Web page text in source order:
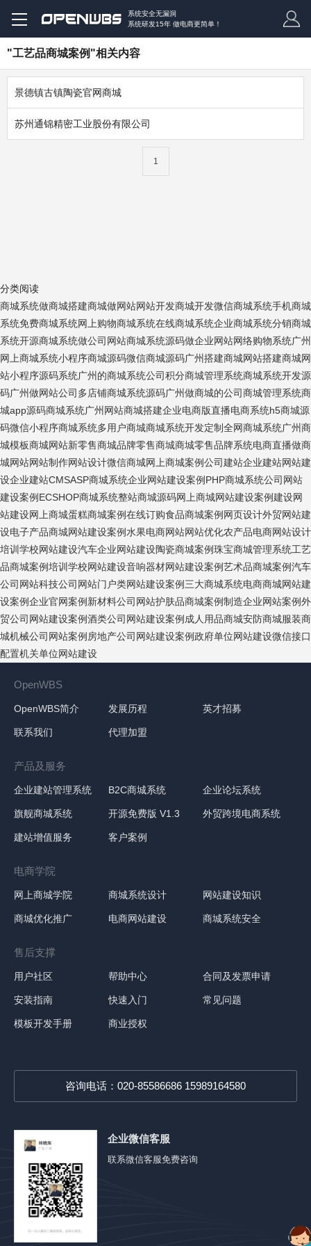
系统安全无漏洞
系统研发15年 做电商更简单！
"工艺品商城案例"相关内容
景德镇古镇陶瓷官网商城
苏州通锦精密工业股份有限公司
1
分类阅读
商城系统做商城搭建商城做网站网站开发商城开发微信商城系统手机商城
系统免费商城系统网上购物商城系统在线商城系统企业商城系统分销商城
系统开源商城系统做公司网站商城系统源码做企业网站网络购物系统广州
网上商城系统小程序商城源码微信商城源码广州搭建商城网站搭建商城网
站小程序源码系统广州的商城系统公司积分商城管理系统商城系统开发源
码广州做网站公司 多店铺商城系统源码广州做商城的公司商城管理系统商
城app源码商城系统广州 网站商城搭建企业电商版直播电商系统h5商城源
码微信小程序商城系统多用户商城商城系统开发定制全网商城系统广州商
城模板商城网站新零售商城品牌零售商城商城零售品牌系统电商直播做商
城网站网站制作网站设计微信商城网上商城案例公司建站企业建站网站建
设企业建站CMSASP商城系统企业网站建设案例 PHP商城系统公司网站
建设案例 ECSHOP商城系统整站商城源码网上商城网站建设案例建设网
站建设网上商城蛋糕商城案例在线订购食品商城案例 网页设计外贸网站建
设电子产品商城网站建设案例水果电商网站网站优化农产品电商网站设计
培训学校网站建设汽车企业网站建设陶瓷商城案例珠宝商城管理系统工艺
品商城案例培训学校网站建设音响器材网站建设案例艺术品商城案例汽车
公司网站科技公司网站门户类网站建设案例 三大商城系统电商商城网站建
设案例企业官网案例 新材料公司网站护肤品商城案例制造企业网站案例外
贸公司网站建设案例酒类公司网站建设案例 成人用品商城安防商城服装商
城机械公司网站案例 房地产公司网站建设案例政府单位网站建设微信接口
配置机关单位网站建设
OpenWBS
OpenWBS简介 发展历程 英才招募
联系我们 代理加盟
产品及服务
企业建站管理系统 B2C商城系统 企业论坛系统
旗舰商城系统 开源免费版 V1.3 外贸跨境电商系统
建站增值服务 客户案例
电商学院
网上商城学院 商城系统设计 网站建设知识
商城优化推广 电商网站建设 商城系统安全
售后支撑
用户社区 帮助中心 合同及发票申请
安装指南 快速入门 常见问题
模板开发手册 商业授权
咨询电话：020-85586686 15989164580
企业微信客服
联系微信客服免费咨询